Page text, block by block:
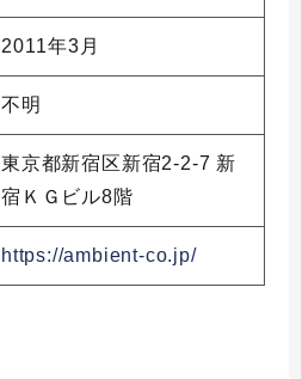
2011年3月
不明
東京都新宿区新宿2-2-7 新
宿ＫＧビル8階
https://ambient-co.jp/